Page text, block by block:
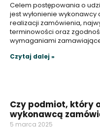
Celem postępowania o
jest wyłonienie
realizacji zamówienia,
terminowości oraz
wymaganiami
Czytaj dalej »
Czy podmiot, który
wykonawcą
5 marca 2025